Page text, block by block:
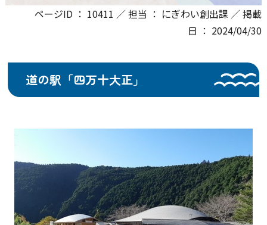
ページID ： 10411 ／ 担当 ： にぎわい創出課 ／ 掲載
日 ： 2024/04/30
道の駅「四万十大正」